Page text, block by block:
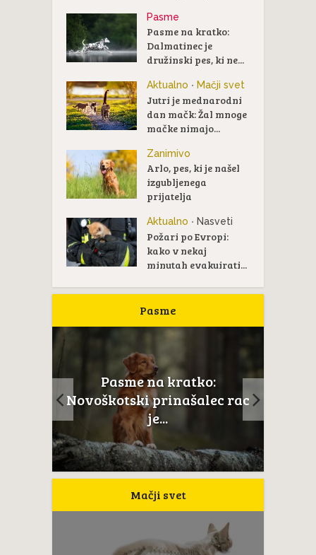
Pasme
Pasme na kratko:
Dalmatinec je
družinski pes, ki ne...
Aktualno • Mačji svet
Jutri je mednarodni
dan mačk: Žal mnoge
mačke nimajo...
Zanimivo
Arlo, pes, ki je našel
izgubljenega
prijatelja
Aktualno • Nasveti
Požari po Evropi:
kako v nekaj
minutah evakuirati...
Pasme
Pasme na kratko:
Novoškotski prinašalec rac
je...
Mačji svet